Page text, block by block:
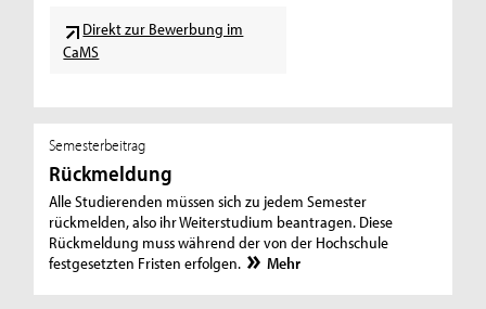
Direkt zur Bewerbung im
CaMS
Semesterbeitrag
Rückmeldung
Alle Studierenden müssen sich zu jedem Semester
rückmelden, also ihr Weiterstudium beantragen. Diese
Rückmeldung muss während der von der Hochschule
festgesetzten Fristen erfolgen.
Mehr